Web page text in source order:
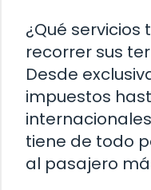
¿Qué
recorrer sus
Desde
impuestos
tiene de todo
al pasajero